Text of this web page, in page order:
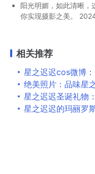
阳光明媚，如此清晰，
你实现摄影之美。
相关推荐
星之迟迟cos微博：
绝美照片：品味星
星之迟迟圣诞礼物
星之迟迟的玛丽罗